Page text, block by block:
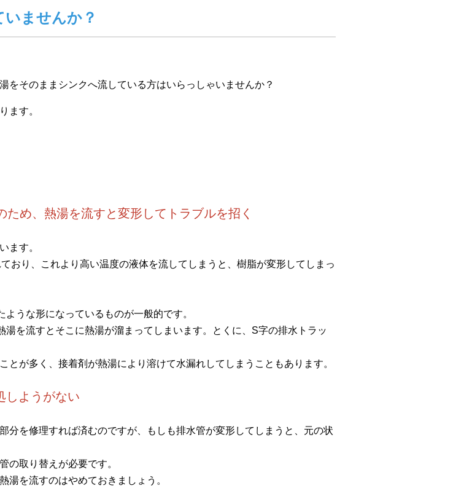
ませんか？
をそのままシンクへ流している方はいらっしゃいませんか？
ます。
め、熱湯を流すと変形してトラブルを招く
ます。
おり、これより高い温度の液体を流してしまうと、樹脂が変形してしまっ
うな形になっているものが一般的です。
を流すとそこに熱湯が溜まってしまいます。とくに、S字の排水トラッ
とが多く、接着剤が熱湯により溶けて水漏れしてしまうこともあります。
しようがない
分を修理すれば済むのですが、もしも排水管が変形してしまうと、元の状
の取り替えが必要です。
湯を流すのはやめておきましょう。